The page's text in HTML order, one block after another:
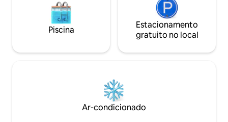
Piscina
Estacionamento
gratuito no local
Ar-condicionado